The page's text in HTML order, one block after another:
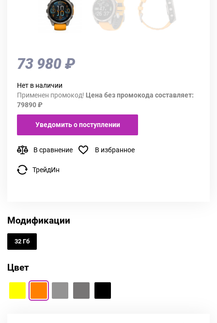
73 980 ₽
Нет в наличии
Применен промокод! Цена без промокода составляет:
79890 ₽
Уведомить о поступлении
В сравнение В избранное
ТрейдИн
Модификации
32 Гб
Цвет